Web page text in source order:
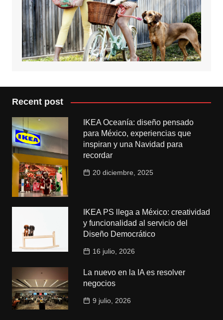
Recent post
IKEA Oceanía: diseño pensado
para México, experiencias que
inspiran y una Navidad para
recordar
20 diciembre, 2025
IKEA PS llega a México: creatividad
y funcionalidad al servicio del
Diseño Democrático
16 julio, 2026
La nuevo en la IA es resolver
negocios
9 julio, 2026